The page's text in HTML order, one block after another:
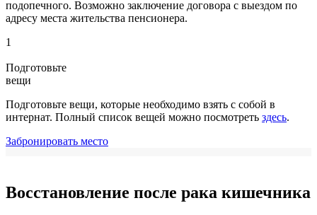
подопечного. Возможно заключение договора с выездом по
адресу места жительства пенсионера.
1
Подготовьте
вещи
Подготовьте вещи, которые необходимо взять с собой в
интернат. Полный список вещей можно посмотреть здесь.
Забронировать место
Восстановление после рака кишечника